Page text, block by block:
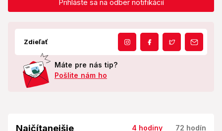
Prihláste sa na odber notifikácií
Zdieľať
Máte pre nás tip?
Pošlite nám ho
Najčítanejšie 4 hodiny 72 hodín